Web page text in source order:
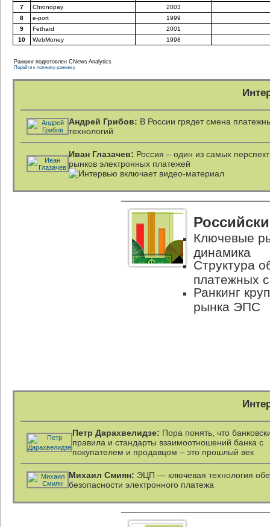
7
Chronopay
2003
8
e-port
1999
9
Fethard
2001
10
WebMoney 1998
Ранкинг подготовлен CNews Analytics
Перейти к полному ранкингу
Андрей Грибов: В России грядет смена
технологий
Иван Глазачев: Россия – один из самых
рынков электронных платежей
Ключевые
динамика
Структура
платежных
Ранкинг
рынка ЭПС
Петр Дарахвелидзе: Пора понять, что
правила и стандарты взаимоотношений банка с
покупателем и продавцом – это прошлый век
Михаил Cмиян: ЭЦП — ключевая технология
безопасности электронного платежа